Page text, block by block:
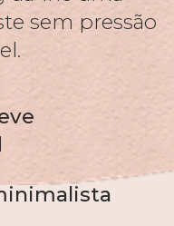
sem pressão